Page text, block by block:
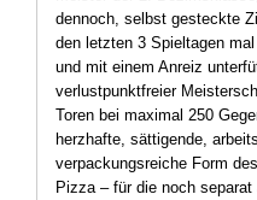
dennoch, selbst gesteckte
den letzten 3 Spieltagen
und mit einem Anreiz
verlustpunktfreier
Toren bei maximal 250
herzhafte, sättigende,
verpackungsreiche Form
Pizza – für die noch